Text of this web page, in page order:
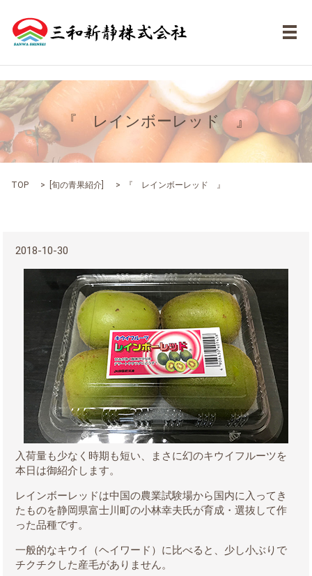
メ
『 レインボーレッド 』
TOP [旬の青果紹介 『 レインボーレッド 』
2018-10-30
入荷量も少なく時期も短い、まさに幻のキウイフルーツを
本日は御紹介します。
レインボーレッドは中国の農業試験場から国内に入ってき
たものを静岡県富士川町の小林幸夫氏が育成・選抜して作
った品種です。
一般的なキウイ（ヘイワード）に比べると、少し小ぶりで
チクチクした産毛がありません。